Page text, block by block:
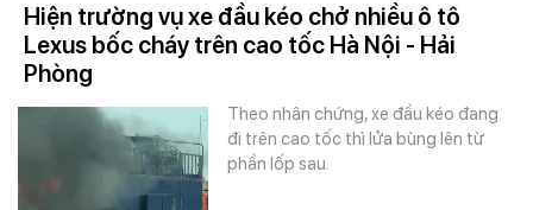
Hiện trường vụ xe đầu kéo chở nhiều ô tô
Lexus bốc cháy trên cao tốc Hà Nội - Hải
Phòng
Theo nhân chứng, xe đầu kéo đang
đi trên cao tốc thì lửa bùng lên từ
phần lốp sau.